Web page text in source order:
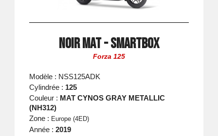
Noir Mat - Smartbox
Forza 125
Modèle : NSS125ADK
Cylindrée : 125
Couleur : MAT CYNOS GRAY METALLIC
(NH312)
Zone : Europe (4ED)
Année : 2019